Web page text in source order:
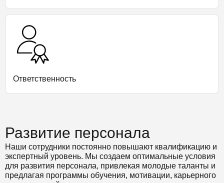
Ответственность
Развитие персонала
Наши сотрудники постоянно повышают квалификацию и
экспертный уровень. Мы создаем оптимальные условия
для развития персонала, привлекая молодые таланты и
предлагая программы обучения, мотивации, карьерного